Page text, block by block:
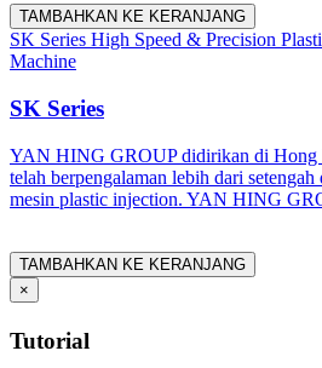
TAMBAHKAN KE KERANJANG
SK Series High Speed & Precision
Machine
SK Series
YAN HING GROUP didirikan di Hong
telah berpengalaman lebih dari
mesin plastic injection. YAN HING
TAMBAHKAN KE KERANJANG
×
Tutorial